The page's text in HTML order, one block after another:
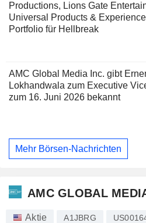
Productions, Lions Gate
Universal Products &
Portfolio für Hellbreak
AMC Global Media Inc. gibt
Lokhandwala zum Executive
zum 16. Juni 2026 bekannt
Mehr Börsen-Nachrichten
AMC GLOBAL
Aktie A1JBRG